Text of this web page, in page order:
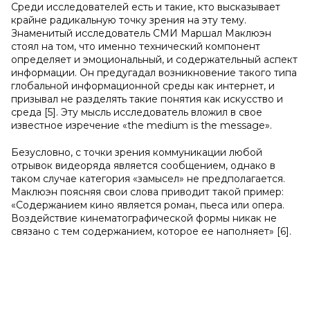
Среди исследователей есть и такие, кто высказывает
крайне радикальную точку зрения на эту тему.
Знаменитый исследователь СМИ Маршал Маклюэн
стоял на том, что именно технический компонент
определяет и эмоциональный, и содержательный аспект
информации. Он предугадал возникновение такого типа
глобальной информационной среды как интернет, и
призывал не разделять такие понятия как искусство и
среда [5]. Эту мысль исследователь вложил в свое
известное изречение «the medium is the message».
Безусловно, с точки зрения коммуникации любой
отрывок видеоряда является сообщением, однако в
таком случае категория «замысел» не предполагается.
Маклюэн поясняя свои слова приводит такой пример:
«Содержанием кино является роман, пьеса или опера.
Воздействие кинематографической формы никак не
связано с тем содержанием, которое ее наполняет» [6].